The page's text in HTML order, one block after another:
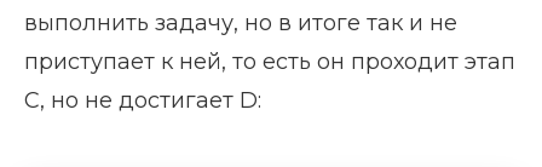
выполнить задачу, но в итоге так и не
приступает к ней, то есть он проходит этап
С, но не достигает D: